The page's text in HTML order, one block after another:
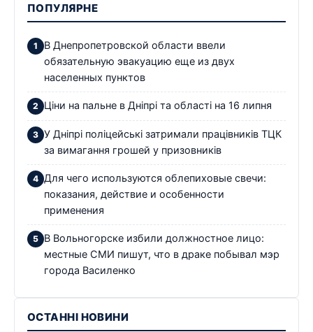
ПОПУЛЯРНЕ
В Днепропетровской области ввели
обязательную эвакуацию еще из двух
населенных пунктов
Ціни на пальне в Дніпрі та області на 16 липня
У Дніпрі поліцейські затримали працівників ТЦК
за вимагання грошей у призовників
Для чего используются облепиховые свечи:
показания, действие и особенности
применения
В Вольногорске избили должностное лицо:
местные СМИ пишут, что в драке побывал мэр
города Василенко
ОСТАННІ НОВИНИ